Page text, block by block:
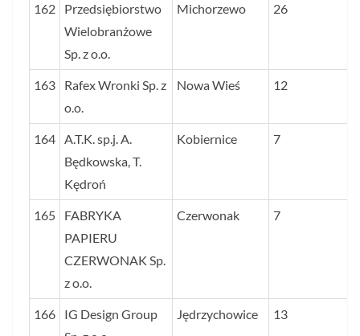
162
Przedsiębiorstwo
Wielobranżowe
Sp. z o.o.
Michorzewo 26
163
Rafex Wronki Sp. z
o.o.
Nowa Wieś 12
164 A.T.K. sp.j. A.
Będkowska, T.
Kędroń
Kobiernice 7
165
FABRYKA
PAPIERU
CZERWONAK Sp.
z o.o.
Czerwonak 7
166
IG Design Group
Jędrzychowice 13